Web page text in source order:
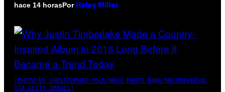
hace 14 horasPor Haley Miller
(PHOTO BY CHRISTOPHER POLK/NBCU PHOTO BANK/NBCUNIVERSAL
VIA GETTY IMAGES)